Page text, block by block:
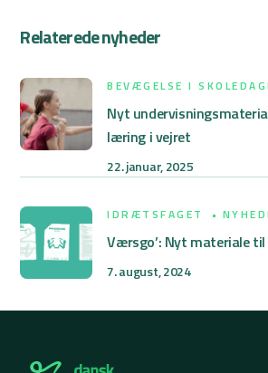
Relaterede nyheder
BEVÆGELSE I
Nyt
læring i vejret
22. januar, 2025
IDRÆTSFAGET
Værsgo’: Nyt materiale
7. august, 2024